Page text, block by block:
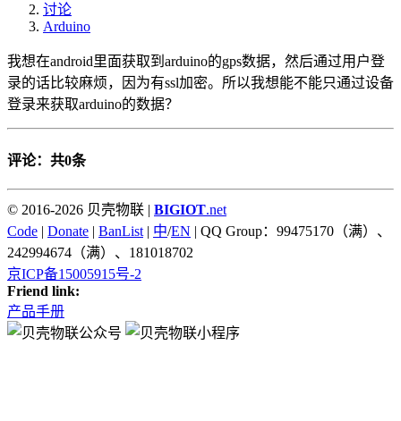
讨论
Arduino
我想在android里面获取到arduino的gps数据，然后通过用户登
录的话比较麻烦，因为有ssl加密。所以我想能不能只通过设备
登录来获取arduino的数据？
评论：共0条
© 2016-2026 贝壳物联 | BIGIOT.net
Code | Donate | BanList| 中/EN | QQ Group：99475170（满）、
242994674（满）、181018702
京ICP备15005915号-2
Friend link:
产品手册